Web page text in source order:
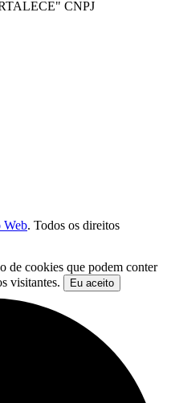
CNPJ
Web. Todos os direitos
de cookies que podem conter
visitantes.
Eu aceito